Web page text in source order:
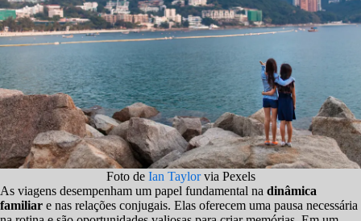
Foto de Ian Taylorvia Pexels
As viagens desempenham um papel fundamental na dinâmica
familiar e nas relações conjugais. Elas oferecem uma pausa necessária